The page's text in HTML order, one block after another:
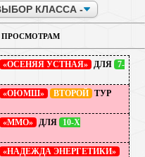
ПРОСМОТРАМ
«ОСЕНЯЯ УСТНАЯ» ДЛЯ 7-
«ОЮМШ» ВТОРОЙ ТУР
«ММО» ДЛЯ 10-Х
«НАДЕЖДА ЭНЕРГЕТИКИ»